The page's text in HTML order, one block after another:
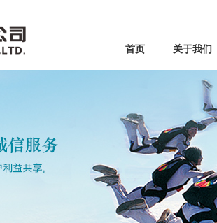
首页 关于我们